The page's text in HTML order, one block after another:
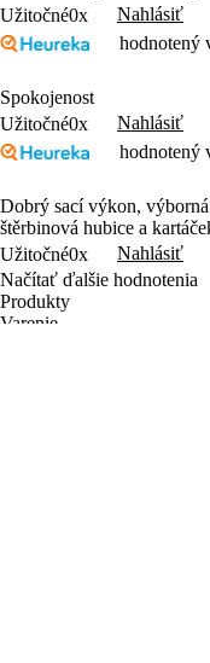
Užitočné0x
Nahlásiť
hodnotený
Spokojenost
Užitočné0x
Nahlásiť
hodnotený
Dobrý sací výkon,
štěrbinová hubice a
Užitočné0x
Nahlásiť
Načítať ďalšie hodnotenia
Produkty
Varenie